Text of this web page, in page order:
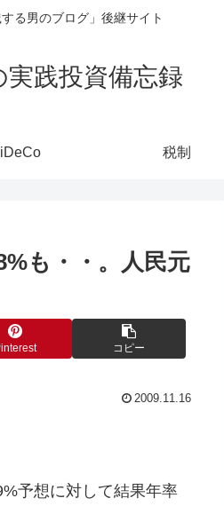
る男のブログ」後継サイト
践投資備忘録
iDeCo 税制
も・・。人民元
コピー
2009.11.16
予想に対して結果年率